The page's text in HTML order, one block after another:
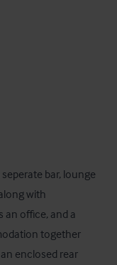
bar, lounge
with
an office, and a
together
enclosed rear